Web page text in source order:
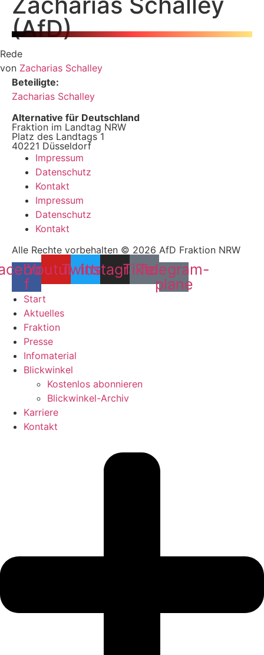
(AfD)
Rede
von Zacharias Schalley
Beteiligte:
Zacharias Schalley
Alternative für Deutschland
Fraktion im Landtag NRW
Platz des Landtags 1
40221 Düsseldorf
Impressum
Datenschutz
Kontakt
Impressum
Datenschutz
Kontakt
Alle Rechte vorbehalten © 2026 AfD Fraktion NRW
f
YoutubeTwitter
Instagram
Tiktok
Telegram-
plane
Start
Aktuelles
Fraktion
Presse
Infomaterial
Blickwinkel
Kostenlos abonnieren
Blickwinkel-Archiv
Karriere
Kontakt